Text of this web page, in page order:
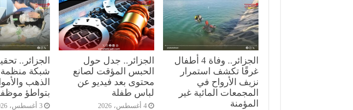
الجزائر.. وفاة 4 أطفال
غرقًا تكشف استمرار
نزيف الأرواح في
المجمعات المائية غير
المؤمنة
الجزائر.. جدل حول
الحبس المؤقت لصانع
محتوى بعد فيديو عن
لباس طفلة
4 أغسطس، 2026
الجزائر..
شبكة منظمة
الذهب
بتواطؤ
3 أغسطس، 2026